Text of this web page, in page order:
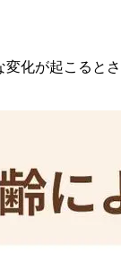
化が起こるとさ